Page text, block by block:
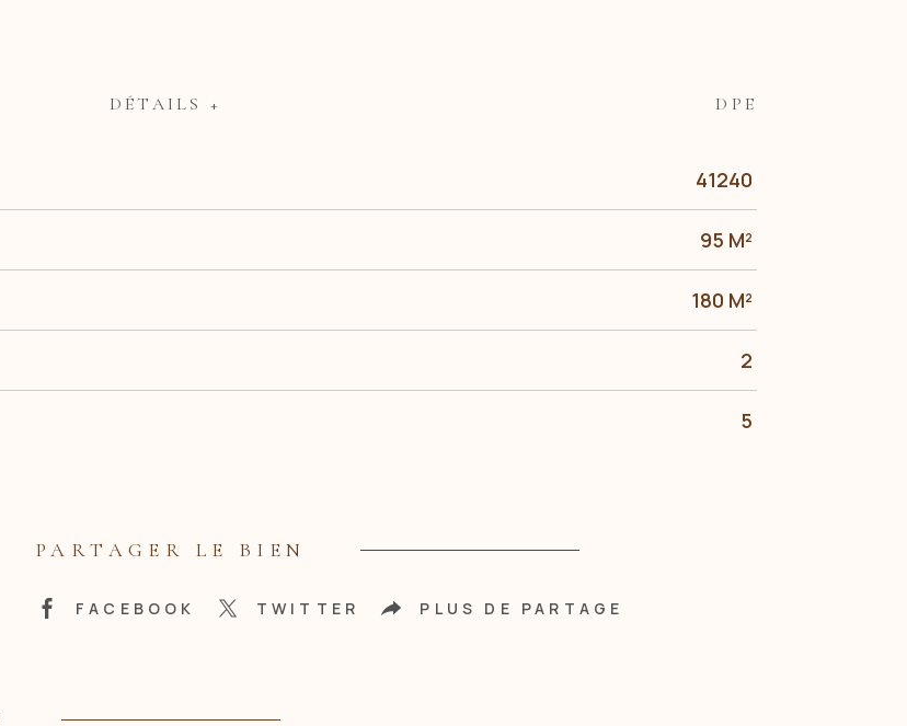
DÉTAILS + DPE
41240
95 M²
180 M²
2
5
PARTAGER LE BIEN
FACEBOOK TWITTER PLUS DE PARTAGE